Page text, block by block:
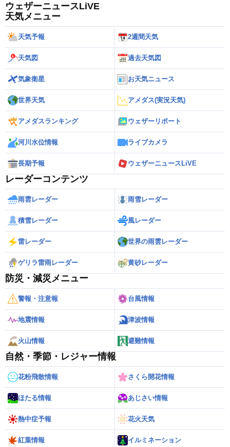
ウェザーニュースLiVE
天気メニュー
天気予報 2週間天気
天気図 過去天気図
気象衛星 お天気ニュース
世界天気 アメダス(実況天気)
アメダスランキング ウェザーリポート
河川水位情報 ライブカメラ
長期予報 ウェザーニュースLiVE
レーダーコンテンツ
雨雲レーダー 雨雪レーダー
積雪レーダー 風レーダー
雷レーダー 世界の雨雲レーダー
ゲリラ雷雨レーダー 黄砂レーダー
防災・減災メニュー
警報・注意報 台風情報
地震情報 津波情報
火山情報 避難情報
自然・季節・レジャー情報
花粉飛散情報 さくら開花情報
ほたる情報 あじさい情報
熱中症予報 花火天気
紅葉情報 イルミネーション